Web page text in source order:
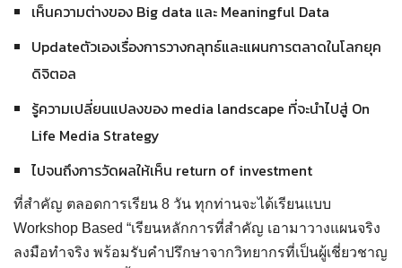
เห็นความต่างของ Big data และ Meaningful Data
Updateตัวเองเรื่องการวางกลุทธ์และแผนการตลาดในโลกยุค
ดิจิตอล
รู้ความเปลี่ยนแปลงของ media landscape ที่จะนำไปสู่ On
Life Media Strategy
ไปจนถึงการวัดผลให้เห็น return of investment
ที่สำคัญ ตลอดการเรียน 8 วัน ทุกท่านจะได้เรียนแบบ
Workshop Based “เรียนหลักการที่สำคัญ เอามาวางแผนจริง
ลงมือทำจริง พร้อมรับคำปรึกษาจากวิทยากรที่เป็นผู้เชี่ยวชาญ